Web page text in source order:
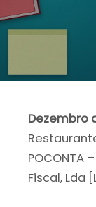
Dezembro
POCONTA
Fiscal, Lda